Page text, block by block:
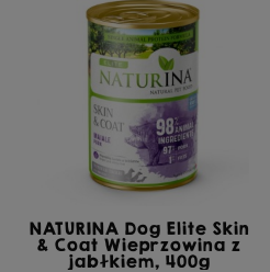
NATURINA Dog Elite Skin
& Coat Wieprzowina z
jabłkiem, 400g